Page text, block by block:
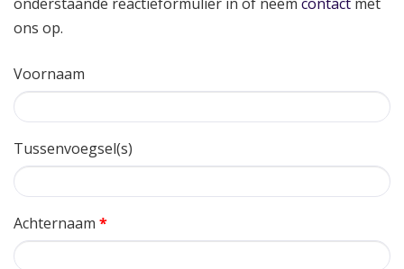
ons op.
Voornaam
Tussenvoegsel(s)
Achternaam *